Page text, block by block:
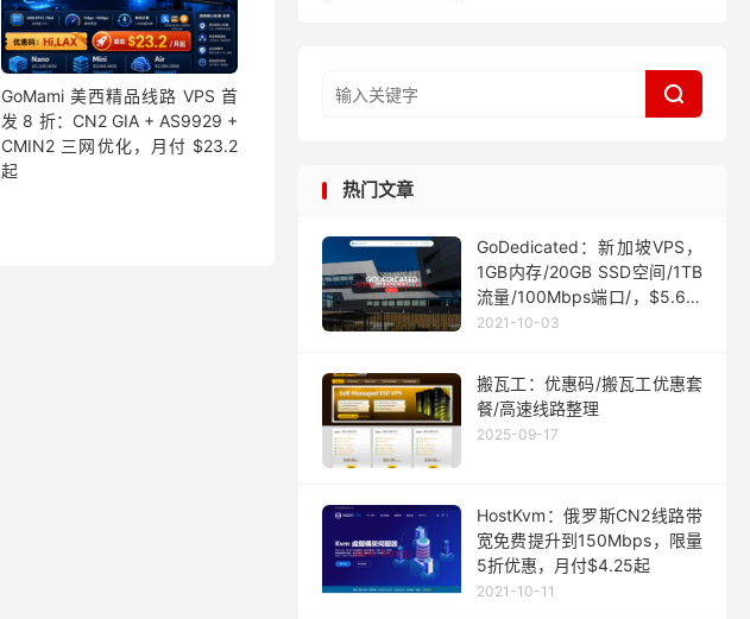
GoMami 美西精品线路 VPS 首
发 8 折：CN2 GIA + AS9929 +
CMIN2 三网优化，月付 $23.2
起

热门文章
GoDedicated：新加坡VPS，
1GB内存/20GB SSD空间/1TB
流量/100Mbps端口/，$5.63/
月起
2021-10-03
搬瓦工：优惠码/搬瓦工优惠套
餐/高速线路整理
2025-09-17
HostKvm：俄罗斯CN2线路带
宽免费提升到150Mbps，限量
5折优惠，月付$4.25起
2021-10-11